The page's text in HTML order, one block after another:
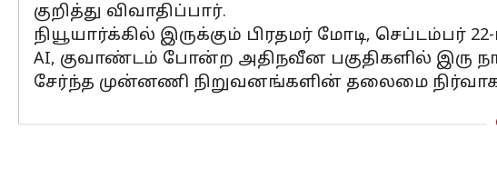
குறித்து விவாதிப்பார்.
நியூயார்க்கில் இருக்கும் பிரதமர் மோடி, செப்டம்பர்
AI, குவாண்டம் போன்ற அதிநவீன பகுதிகளில் இரு
சேர்ந்த முன்னணி நிறுவனங்களின் தலைமை நிர்வாக